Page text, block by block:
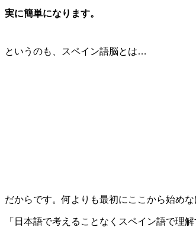
実に簡単になります。
というのも、スペイン語脳とは…
だからです。何よりも最初にここから始め
「日本語で考えることなくスペイン語で理解